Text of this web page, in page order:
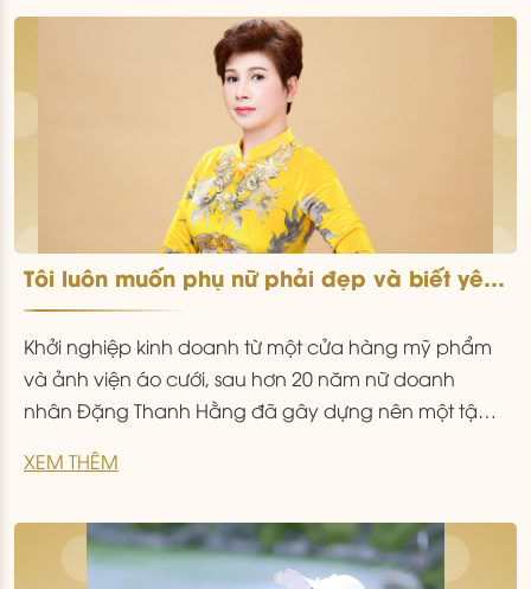
Tôi luôn muốn phụ nữ phải đẹp và biết yêu
mình
Khởi nghiệp kinh doanh từ một cửa hàng mỹ phẩm
và ảnh viện áo cưới, sau hơn 20 năm nữ doanh
nhân Đặng Thanh Hằng đã gây dựng nên một tập
khỏe thành công tại Việt Nam. Chị Đặng Thanh
XEM THÊM